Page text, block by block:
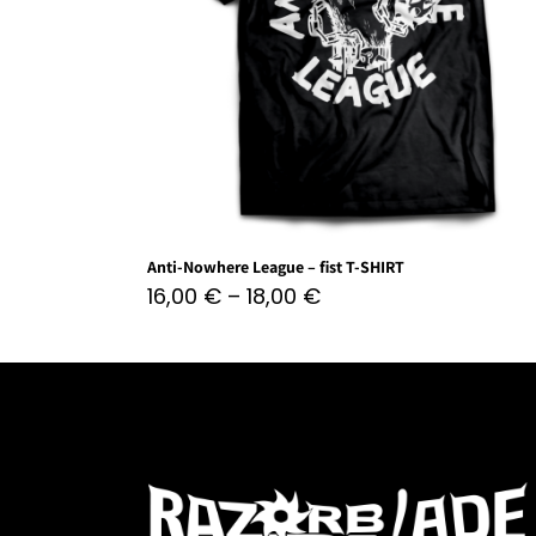
Anti-Nowhere League – fist T-SHIRT
16,00 € –18,00 €